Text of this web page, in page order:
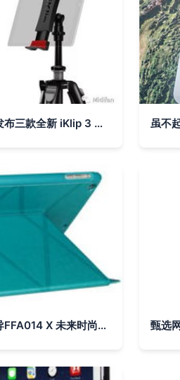
深度评析 IK Multimedia 发布三款全新 iKlip 3 系列移动设备支架，精准适配平板与手机
未来系列的完美守护者 传导FFA014 X 未来时尚休眠保护套测评 甄选